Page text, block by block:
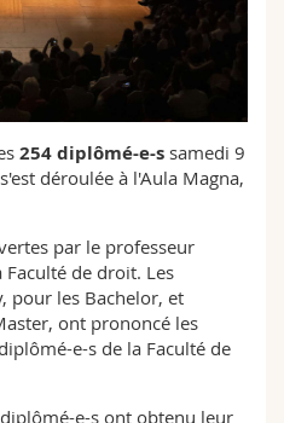
254 diplômé-e-s samedi 9
déroulée à l'Aula Magna,
par le professeur
de droit. Les
pour les Bachelor, et
ont prononcé les
e-s de la Faculté de
e-s ont obtenu leur